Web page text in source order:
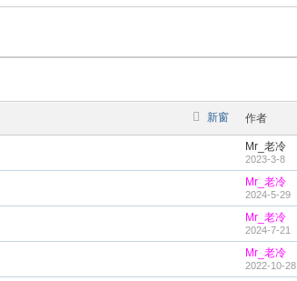
新窗 作者
Mr_老冷
2023-3-8
Mr_老冷
2024-5-29
Mr_老冷
2024-7-21
Mr_老冷
2022-10-28